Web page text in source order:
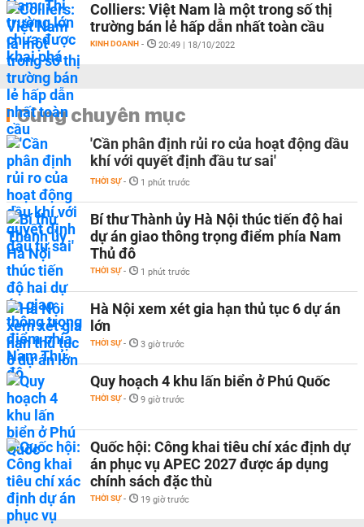
Colliers: Việt Nam là một trong số thị
trường bán lẻ hấp dẫn nhất toàn cầu
KINH DOANH - 20:49 | 18/10/2022
Cùng chuyên mục
'Cần phân định rủi ro của hoạt động dầu
khí với quyết định đầu tư sai'
THỜI SỰ - 1 phút trước
Bí thư Thành ủy Hà Nội thúc tiến độ hai
dự án giao thông trọng điểm phía Nam
Thủ đô
THỜI SỰ - 1 phút trước
Hà Nội xem xét gia hạn thủ tục 6 dự án
lớn
THỜI SỰ - 3 giờ trước
Quy hoạch 4 khu lấn biển ở Phú Quốc
THỜI SỰ - 9 giờ trước
Quốc hội: Công khai tiêu chí xác định dự
án phục vụ APEC 2027 được áp dụng
chính sách đặc thù
THỜI SỰ - 19 giờ trước